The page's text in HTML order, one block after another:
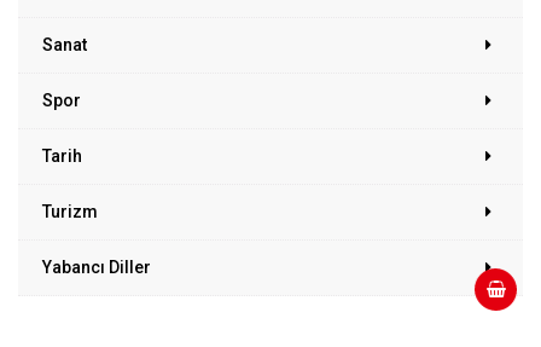
Sanat
Spor
Tarih
Turizm
Yabancı Diller